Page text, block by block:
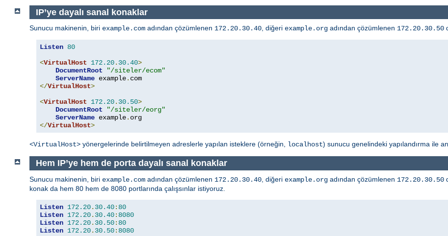
IP’ye dayalı sanal konaklar
Sunucu makinenin, biri example.com adından çözümlenen 172.20.30.40, diğeri example.org adından çözümlenen 172.20.30.50
Listen 80
<VirtualHost 172.20. 30.40>
DocumentRoot
"/siteler/ecom"
ServerName example.
</VirtualHost>
<VirtualHost 172.20. 30.50>
DocumentRoot
"/siteler/eorg"
ServerName example.
</VirtualHost>
<VirtualHost> yönergelerinde belirtilmeyen adreslerle yapılan isteklere (örneğin, localhost) sunucu genelindeki yapılandırma ile
Hem IP’ye hem de porta dayalı sanal konaklar
Sunucu makinenin, biri example.com adından çözümlenen 172.20.30.40 , diğeri example.org adından çözümlenen 172.20.30.50
konak da hem 80 hem de 8080 portlarında çalışsınlar istiyoruz.
Listen 172.20. 30.40: 80
Listen 172.20. 30.40: 8080
Listen 172.20. 30.50: 80
Listen 172.20. 30.50: 8080